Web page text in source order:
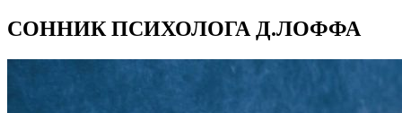
СОННИК ПСИХОЛОГА Д.ЛОФФА